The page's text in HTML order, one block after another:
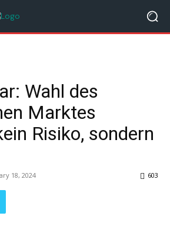
Wahl des
Marktes
Risiko, sondern
18, 2024 603